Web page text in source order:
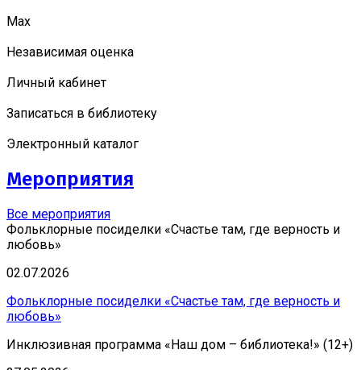
Мах
Независимая оценка
Личный кабинет
Записаться в библиотеку
Электронный каталог
Мероприятия
Все мероприятия
Фольклорные посиделки «Счастье там, где верность и
любовь»
02.07.2026
Фольклорные посиделки «Счастье там, где верность и
любовь»
Инклюзивная программа «Наш дом – библиотека!» (12+)